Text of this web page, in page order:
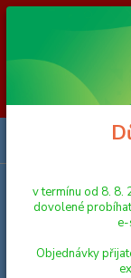
Vážení zákazníci,
důvodu čerpání
provoz e-shopu
uhrazené do čtvrtka
Objednávky přijaté,
2026 budou
v termínu od 8. 8.
dovolené
Objednávky